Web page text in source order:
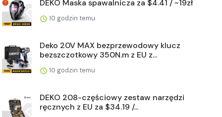
DEKO Maska spawalnicza za $4.41 / ~19zł
10 godzin temu
Deko 20V MAX bezprzewodowy klucz
bezszczotkowy 350N.m z EU z...
10 godzin temu
DEKO 208-częściowy zestaw narzędzi
ręcznych z EU za $34.19 /...